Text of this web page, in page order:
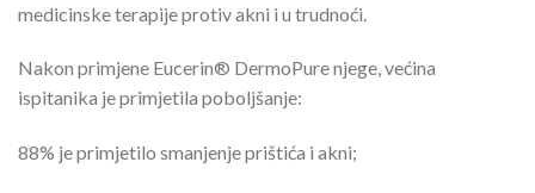
medicinske terapije protiv akni i u trudnoći.
Nakon primjene Eucerin® DermoPure njege, većina
ispitanika je primjetila poboljšanje:
88% je primjetilo smanjenje prištića i akni;